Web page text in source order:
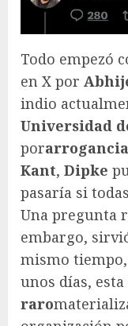
Todo empezó
en X por
indio
Universidad
porarrogancia
Kant, Dipke
pasaría si
Una pregunta
embargo,
mismo
unos días,
raro